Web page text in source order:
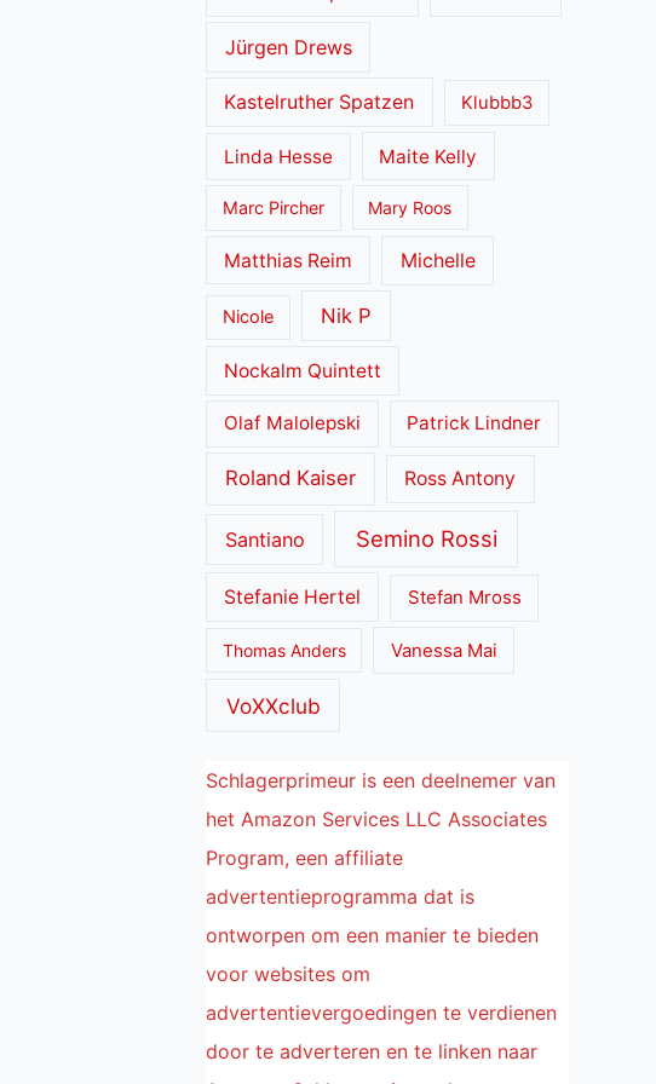
Jürgen Drews
Kastelruther Spatzen Klubbb3
Linda Hesse Maite Kelly
Marc Pircher Mary Roos
Matthias Reim Michelle
Nicole Nik P
Nockalm Quintett
Olaf Malolepski Patrick Lindner
Roland Kaiser Ross Antony
Santiano Semino Rossi
Stefanie Hertel Stefan Mross
Thomas Anders Vanessa Mai
VoXXclub
Schlagerprimeur is een deelnemer van
het Amazon Services LLC Associates
Program, een affiliate
advertentieprogramma dat is
ontworpen om een manier te bieden
voor websites om
advertentievergoedingen te verdienen
door te adverteren en te linken naar